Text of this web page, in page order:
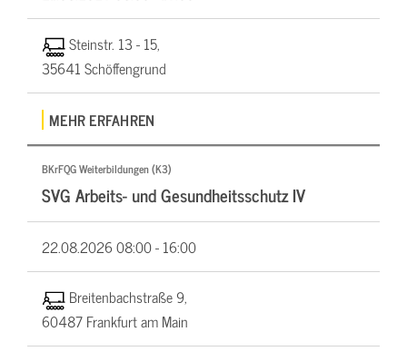
Steinstr. 13 - 15,
35641 Schöffengrund
MEHR ERFAHREN
BKrFQG Weiterbildungen (K3)
SVG Arbeits- und Gesundheitsschutz IV
22.08.202608:00 - 16:00
Breitenbachstraße 9,
60487 Frankfurt am Main